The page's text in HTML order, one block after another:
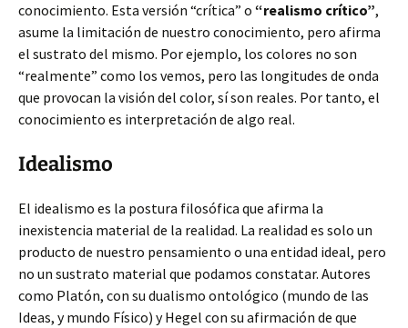
conocimiento. Esta versión “crítica” o “realismo crítico”,
asume la limitación de nuestro conocimiento, pero afirma
el sustrato del mismo. Por ejemplo, los colores no son
“realmente” como los vemos, pero las longitudes de onda
que provocan la visión del color, sí son reales. Por tanto, el
conocimiento es interpretación de algo real.
Idealismo
El idealismo es la postura filosófica que afirma la
inexistencia material de la realidad. La realidad es solo un
producto de nuestro pensamiento o una entidad ideal, pero
no un sustrato material que podamos constatar. Autores
como Platón, con su dualismo ontológico (mundo de las
Ideas, y mundo Físico) y Hegel con su afirmación de que